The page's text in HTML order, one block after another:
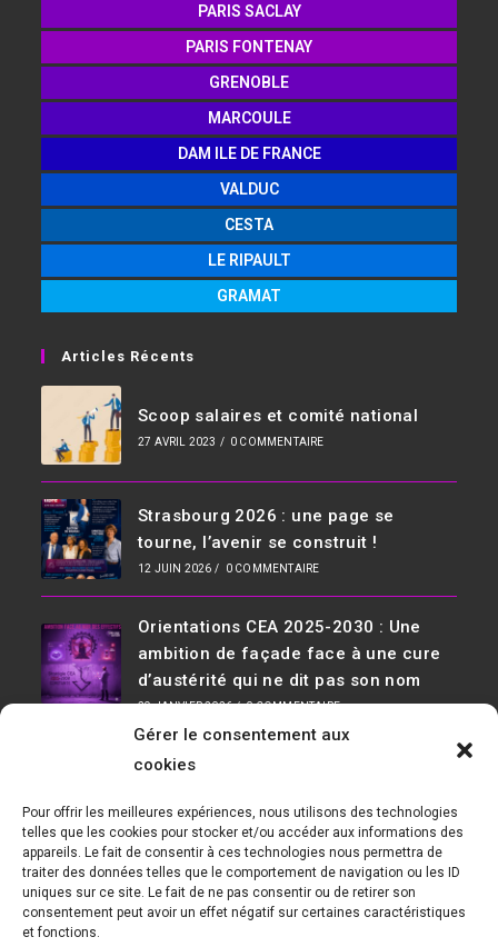
Gérer le consentement aux
cookies
Pour offrir les meilleures expériences, nous utilisons des technologies
telles que les cookies pour stocker et/ou accéder aux informations des
appareils. Le fait de consentir à ces technologies nous permettra de
traiter des données telles que le comportement de navigation ou les ID
uniques sur ce site. Le fait de ne pas consentir ou de retirer son
consentement peut avoir un effet négatif sur certaines caractéristiques
et fonctions.
PARIS SACLAY
PARIS FONTENAY
GRENOBLE
MARCOULE
DAM ILE DE FRANCE
VALDUC
CESTA
LE RIPAULT
GRAMAT
Articles Récents
Scoop salaires et comité national
27 AVRIL 2023 / 0 COMMENTAIRE
Strasbourg 2026 : une page se
tourne, l’avenir se construit !
12 JUIN 2026 / 0 COMMENTAIRE
Orientations CEA 2025-2030 : Une
ambition de façade face à une cure
d’austérité qui ne dit pas son nom
29 JANVIER 2026 / 0 COMMENTAIRE
D36, 91190 Saclay Bât 534
Téléphone :
01 69 08 30 04